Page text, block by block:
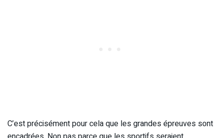
C’est précisément pour cela que les grandes épreuves sont